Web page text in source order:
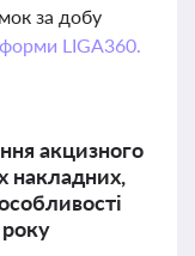
за добу
LIGA360.
акцизного
накладних,
року